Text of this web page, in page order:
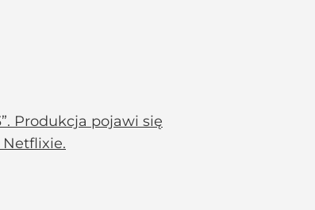
Produkcja pojawi się